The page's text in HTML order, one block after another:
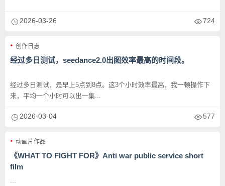
2026-03-26 724
创作日志
经过多日测试，seedance2.0出图效率最高的时间段。
经过多日测试，是早上5点到8点。这3个小时效率最高，我一顿操作下
来，平均一个小时可以出一集...
2026-03-04 577
动画片作品
《WHAT TO FIGHT FOR》Anti war public service short
film
...